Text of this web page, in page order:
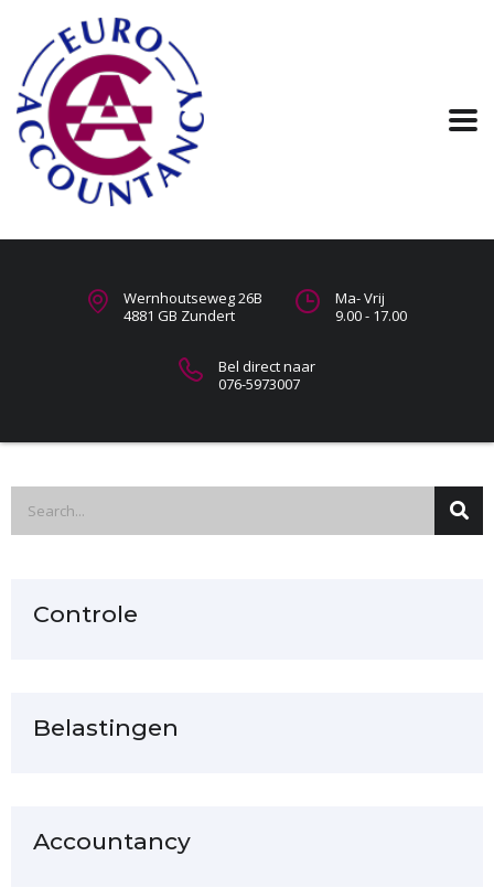
Wernhoutseweg 26B
4881 GB Zundert
Ma- Vrij
9.00 - 17.00
Bel direct naar
076-5973007
Controle
Belastingen
Accountancy